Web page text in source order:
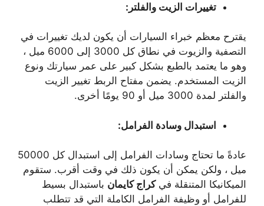
تغييرات الزيت والفلتر:
يقترح معظم خبراء السيارات أن يكون لديك تغييرات في
التصفية والزيوت في نطاق كل 3000 إلى 6000 ميل ،
وهو ما يعتمد بالطبع بشكل كبير على عمر سيارتك ونوع
الزيت المستخدم. يضمن مفتاح الربط تغيير الزيت
والفلتر لمدة 3000 ميل أو 90 يومًا أخرى.
استبدال وسادة الفرامل:
عادةً ما تحتاج وسادات الفرامل إلى استبدال كل 50000
ميل ، ولكن يمكن أن يكون ذلك في وقت أقرب. ستقوم
الميكانيكا المتنقلة فيكراج كايمان باستبدال بسيط
للفرامل أو وظيفة الفرامل الكاملة التي قد تتطلب